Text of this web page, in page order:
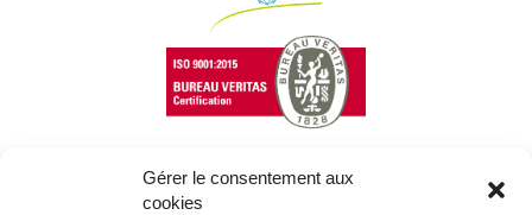
Gérer le consentement aux
cookies